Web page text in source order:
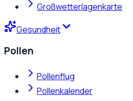
Großwetterlagenkarte
Gesundheit
Pollen
Pollenflug
Pollenkalender